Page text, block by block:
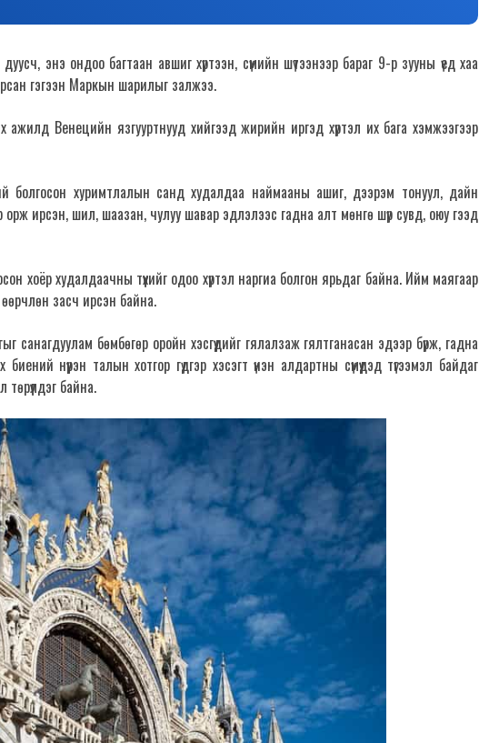
энэ ондоо багтаан авшиг хүртээн, сүмийн шүтээнээр бараг 9-р зууны үед хаа
гэгээн Маркын шарилыг залжээ.
ажилд Венецийн язгууртнууд хийгээд жирийн иргэд хүртэл их бага хэмжээгээр
болгосон хуримтлалын санд худалдаа наймааны ашиг, дээрэм тонуул, дайн
ирсэн, шил, шаазан, чулуу шавар эдлэлээс гадна алт мөнгө шүр сувд, оюу гээд
хоёр худалдаачны түүхийг одоо хүртэл наргиа болгон ярьдаг байна. Ийм маягаар
засч ирсэн байна.
санагдуулам бөмбөгөр оройн хэсгүүдийг гялалзаж гялтганасан эдээр бүрж, гадна
нүүрэн талын хотгор гүдгэр хэсэгт үнэн алдартны сүмүүдэд түгээмэл байдаг
байна.